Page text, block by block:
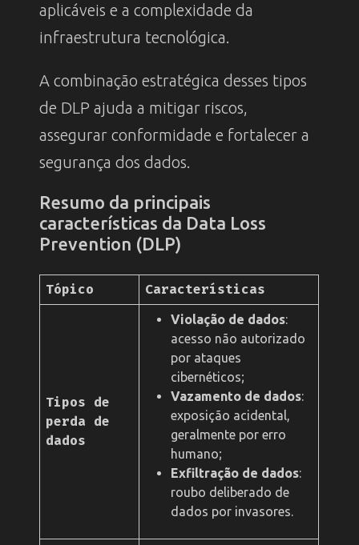
aplicáveis e a complexidade da
infraestrutura tecnológica.
A combinação estratégica desses tipos
de DLP ajuda a mitigar riscos,
assegurar conformidade e fortalecer a
segurança dos dados.
Resumo da principais
características da Data Loss
Prevention (DLP)
Tópico Características
Tipos de
perda de
dados
Violação de dados:
acesso não autorizado
por ataques
cibernéticos;
Vazamento de dados:
exposição acidental,
geralmente por erro
humano;
Exfiltração de dados:
roubo deliberado de
dados por invasores.